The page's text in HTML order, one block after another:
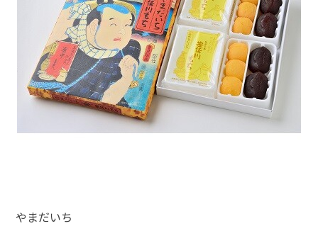
やまだいち